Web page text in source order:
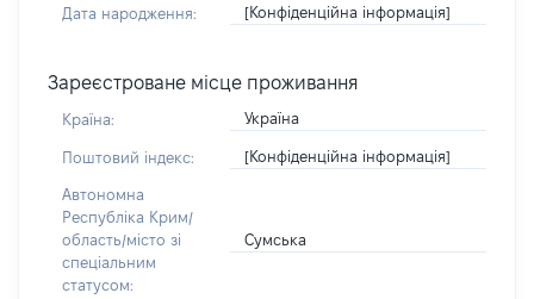
Дата народження: [Конфіденційна інформація]
Зареєстроване місце проживання
Країна: Україна
Поштовий індекс: [Конфіденційна інформація]
Автономна
Республіка Крим/
область/місто зі
спеціальним
статусом:
Сумська